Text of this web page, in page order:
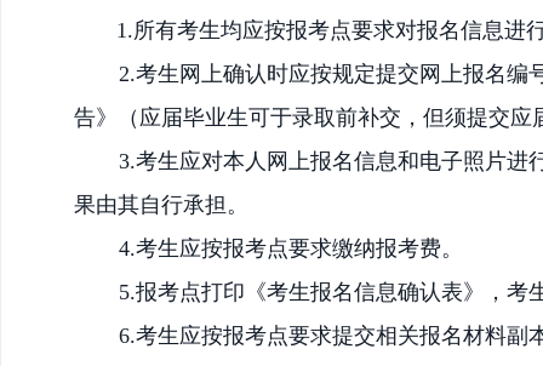
1.所有考生均应按报考点要求对报名信息进
2.考生 网上确认时应按规定提交网上报名编
告》
（应届毕业生可于录取前补交，但须提交
3.考生应对本人网上报名信息和电子照片
果由其自行承担。
4.考生应按报考点要求缴纳报考费。
5.报考点打印《考生报名信息确认表》，考
6.考生应按报考点要求提交相关报名材料副